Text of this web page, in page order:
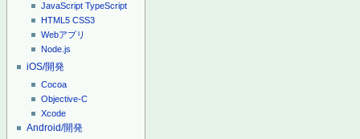
JavaScript TypeScript
HTML5 CSS3
Webアプリ
Node.js
iOS/開発
Cocoa
Objective-C
Xcode
Android/開発